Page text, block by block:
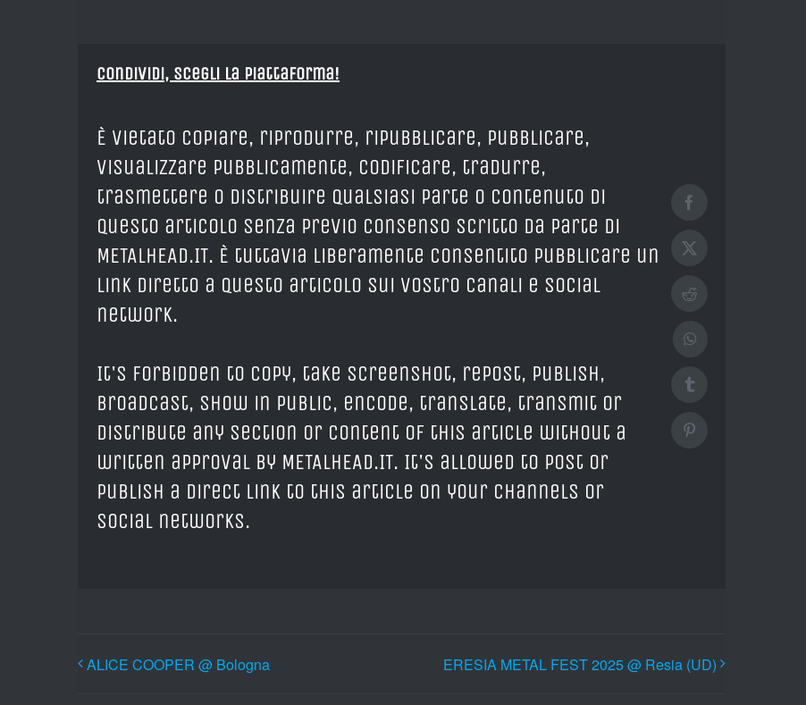
Condividi, Scegli la piattaforma!
È vietato copiare, riprodurre, ripubblicare, pubblicare,
visualizzare pubblicamente, codificare, tradurre,
trasmettere o distribuire qualsiasi parte o contenuto di
questo articolo senza previo consenso scritto da parte di
METALHEAD.IT. È tuttavia liberamente consentito pubblicare un
link diretto a questo articolo sui vostro canali e social
network.
It's forbidden to copy, take screenshot, repost, publish,
broadcast, show in public, encode, translate, transmit or
distribute any section or content of this article without a
written approval by METALHEAD.IT. It's allowed to post or
publish a direct link to this article on your channels or
social networks.
Facebook
X
Reddit
WhatsApp
Tumblr
Pinterest
ALICE COOPER @ Bologna ERESIA METAL FEST 2025 @ Resia (UD)